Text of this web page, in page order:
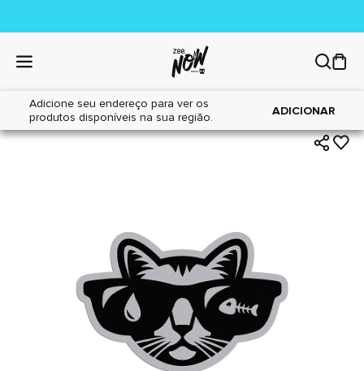
Adicione seu endereço para ver os
produtos disponíveis na sua região.
ADICIONAR
Home|Gatos|Acessórios